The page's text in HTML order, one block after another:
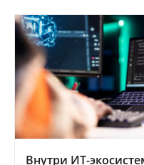
Внутри ИТ-